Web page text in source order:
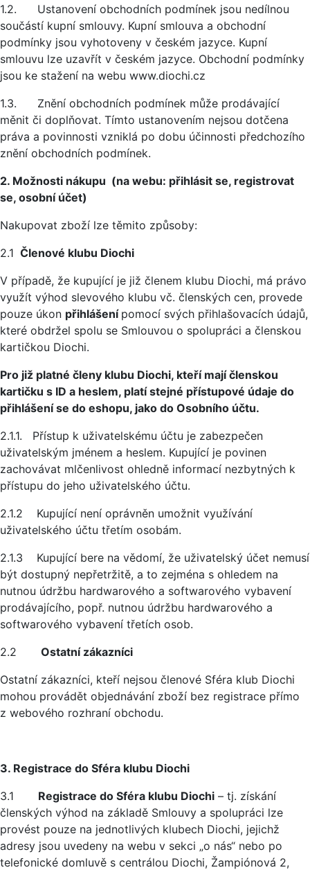
1.2. Ustanovení obchodních podmínek jsou nedílnou
součástí kupní smlouvy. Kupní smlouva a obchodní
podmínky jsou vyhotoveny v českém jazyce. Kupní
smlouvu lze uzavřít v českém jazyce. Obchodní podmínky
jsou ke stažení na webu www.diochi.cz
1.3. Znění obchodních podmínek může prodávající
měnit či doplňovat. Tímto ustanovením nejsou dotčena
práva a povinnosti vzniklá po dobu účinnosti předchozího
znění obchodních podmínek.
2. Možnosti nákupu (na webu: přihlásit se, registrovat
se, osobní účet)
Nakupovat zboží lze těmito způsoby:
2.1 Členové klubu Diochi
V případě, že kupující je již členem klubu Diochi, má právo
využít výhod slevového klubu vč. členských cen, provede
pouze úkon přihlášení pomocí svých přihlašovacích údajů,
které obdržel spolu se Smlouvou o spolupráci a členskou
kartičkou Diochi.
Pro již platné členy klubu Diochi, kteří mají členskou
kartičku s ID a heslem, platí stejné přístupové údaje do
přihlášení se do eshopu, jako do Osobního účtu.
2.1.1. Přístup k uživatelskému účtu je zabezpečen
uživatelským jménem a heslem. Kupující je povinen
zachovávat mlčenlivost ohledně informací nezbytných k
přístupu do jeho uživatelského účtu.
2.1.2 Kupující není oprávněn umožnit využívání
uživatelského účtu třetím osobám.
2.1.3 Kupující bere na vědomí, že uživatelský účet nemusí
být dostupný nepřetržitě, a to zejména s ohledem na
nutnou údržbu hardwarového a softwarového vybavení
prodávajícího, popř. nutnou údržbu hardwarového a
softwarového vybavení třetích osob.
2.2 Ostatní zákazníci
Ostatní zákazníci, kteří nejsou členové Sféra klub Diochi
mohou provádět objednávání zboží bez registrace přímo
z webového rozhraní obchodu.
3. Registrace do Sféra klubu Diochi
3.1 Registrace do Sféra klubu Diochi – tj. získání
členských výhod na základě Smlouvy a spolupráci lze
provést pouze na jednotlivých klubech Diochi, jejichž
adresy jsou uvedeny na webu v sekci „o nás“ nebo po
telefonické domluvě s centrálou Diochi, Žampiónová 2,